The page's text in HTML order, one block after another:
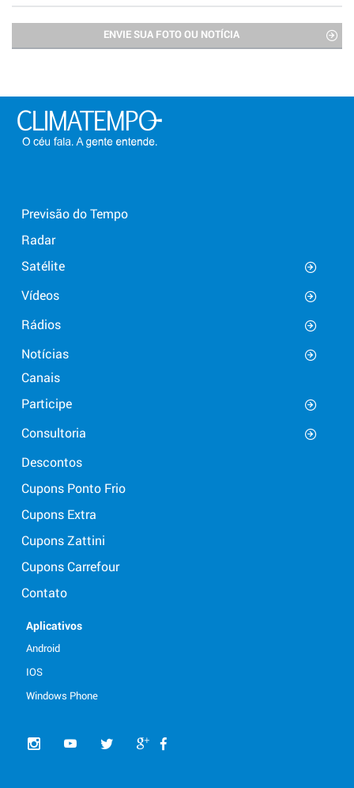
ENVIE SUA FOTO OU NOTÍCIA
Previsão do Tempo
Radar
Satélite
Vídeos
Rádios
Notícias
Canais
Participe
Consultoria
Descontos
Cupons Ponto Frio
Cupons Extra
Cupons Zattini
Cupons Carrefour
Contato
Aplicativos
Android
IOS
Windows Phone